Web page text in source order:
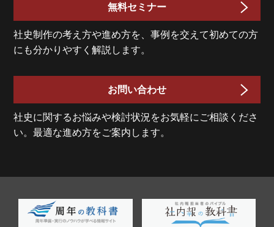
無料セミナー
社史制作の考え方や進め方を、事例を交えて初めての方
にも分かりやすく解説します。
お問い合わせ
社史に関するお悩みや検討状況をお気軽にご相談くださ
い。最適な進め方をご案内します。